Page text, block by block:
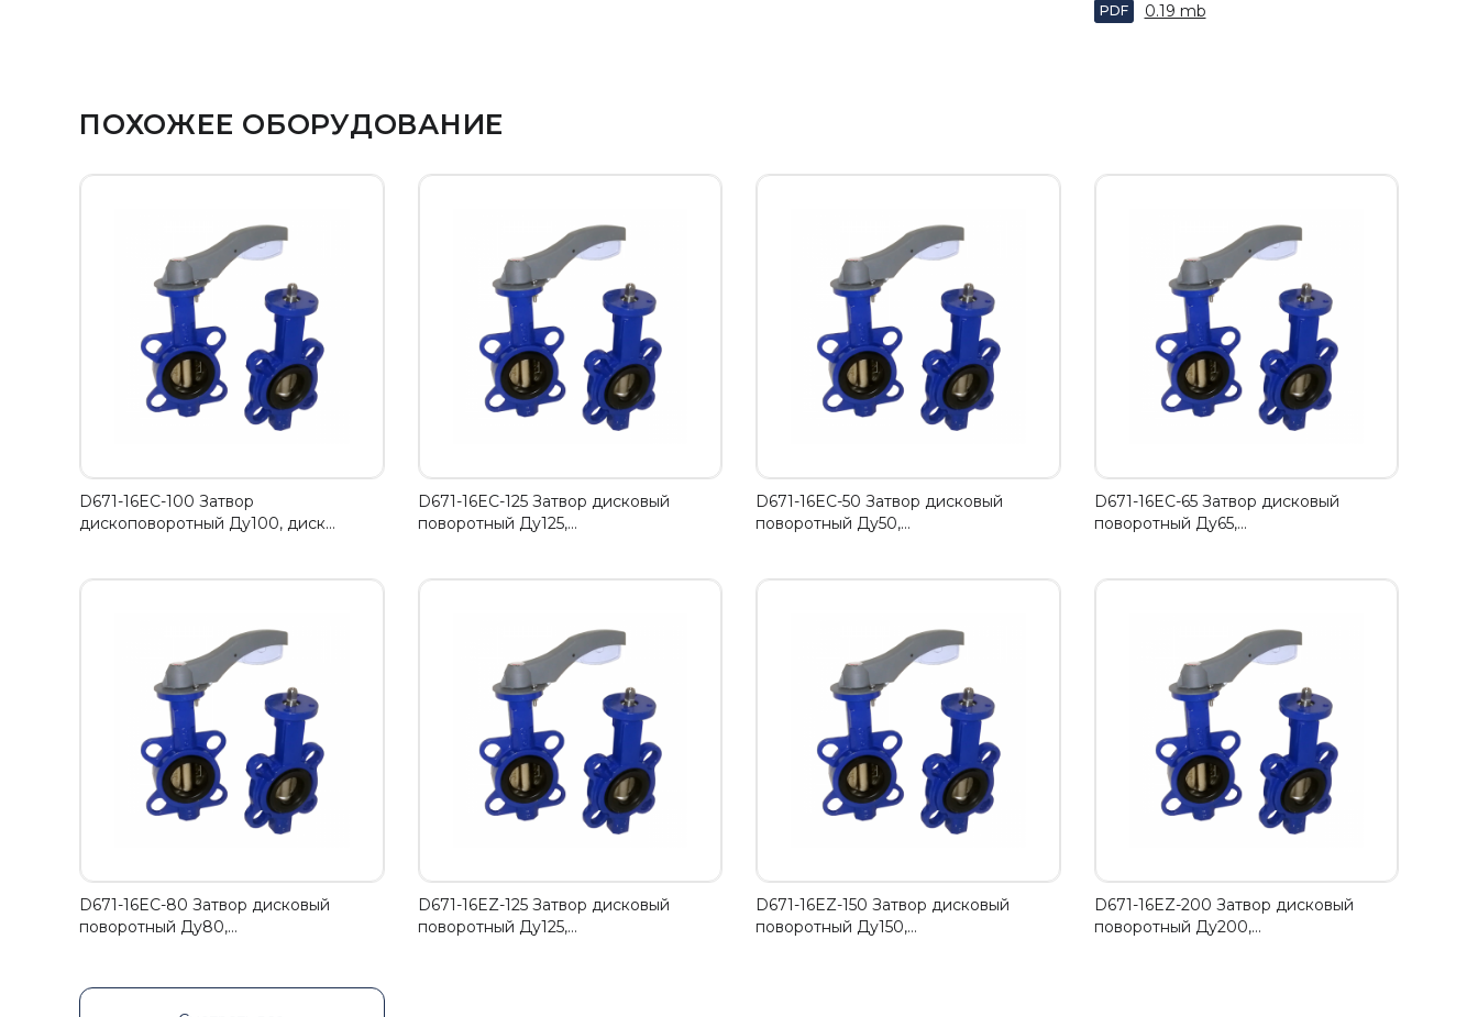
PDF 0.19 mb
ПОХОЖЕЕ ОБОРУДОВАНИЕ
D671-16EC-100 Затвор
дископоворотный Ду100, диск…
D671-16EC-125 Затвор дисковый
поворотный Ду125,…
D671-16EC-50 Затвор дисковый
поворотный Ду50,…
D671-16EC-65 Затвор дисковый
поворотный Ду65,…
D671-16EC-80 Затвор дисковый
поворотный Ду80,…
D671-16EZ-125 Затвор дисковый
поворотный Ду125,…
D671-16EZ-150 Затвор дисковый
поворотный Ду150,…
D671-16EZ-200 Затвор дисковый
поворотный Ду200,…